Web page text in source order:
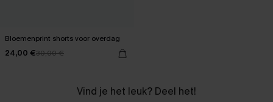
Bloemenprint shorts voor overdag
24,00 €30,00 €
Vind je het leuk? Deel het!